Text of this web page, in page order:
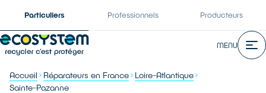
Particuliers Professionnels Producteurs
MENU
Accueil Réparateurs en France
Loire-Atlantique
Sainte-Pazanne